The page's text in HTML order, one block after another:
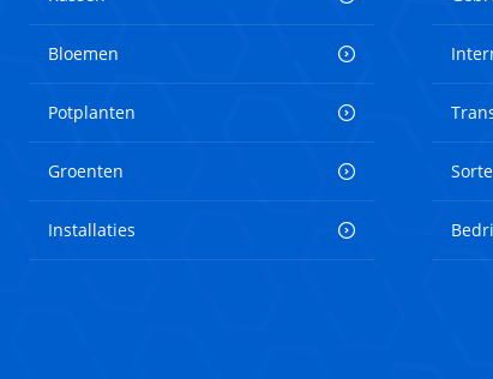
Bloemen
Potplanten
Groenten
Installaties